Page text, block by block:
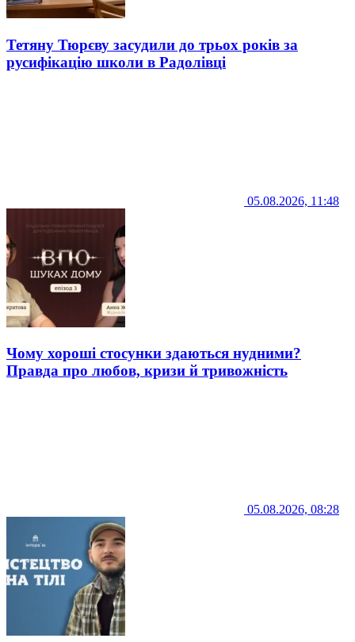
Тетяну Тюрєву засудили до трьох років за
русифікацію школи в Радолівці
05.08.2026, 11:48
Чому хороші стосунки здаються нудними?
Правда про любов, кризи й тривожність
05.08.2026, 08:28